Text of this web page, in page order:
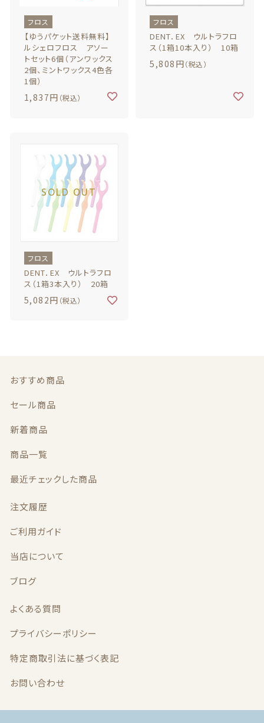
フロス
【ゆうパケット送料無料】
ルシェロフロス アソー
トセット6個（アンワックス
2個、ミントワックス4色各
1個）
1,837円 （税込）
フロス
DENT．EX ウルトラフロ
ス（1箱10本入り） 10箱
5,808円（税込）
フロス
DENT．EX ウルトラフロ
ス（1箱3本入り） 20箱
5,082円 （税込）
おすすめ商品
セール商品
新着商品
商品一覧
最近チェックした商品
注文履歴
ご利用ガイド
当店について
ブログ
よくある質問
プライバシーポリシー
特定商取引法に基づく表記
お問い合わせ
ご利用ガイド
当店について
ブログ
特定商取引法に基づく表記
お問い合わせ
© 2020 ハミガキ広場
（障がい福祉事業 就労継続支援B型事業所）